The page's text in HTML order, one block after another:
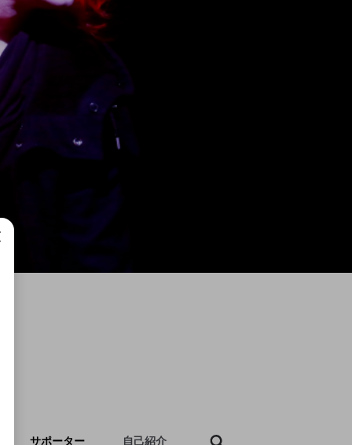
サポーター 自己紹介